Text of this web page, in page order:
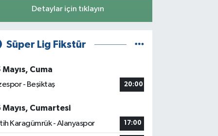
Detaylar için tıklayın
Süper Lig Fikstür
Mayıs, Cuma
- Beşiktaş
20:00
Mayıs, Cumartesi
Karagümrük - Alanyaspor
17:00